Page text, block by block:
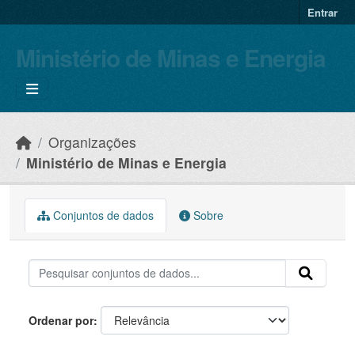
Entrar
Ministério de Minas e Energia
Organizações
Ministério de Minas e Energia
Conjuntos de dados Sobre
Ordenar por